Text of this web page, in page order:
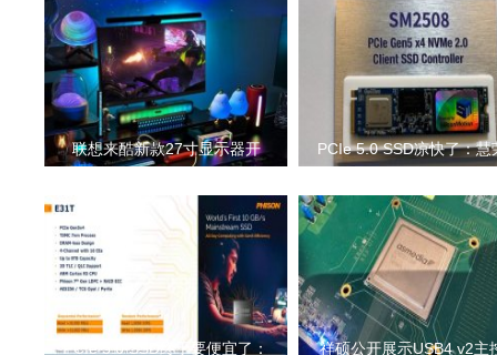
联想来酷新款27寸显示器开 PCIe 5.0 SSD凉快了：慧
PCIe 5.0 SSD终于要便宜了： 祥硕公开展示USB4 v2主